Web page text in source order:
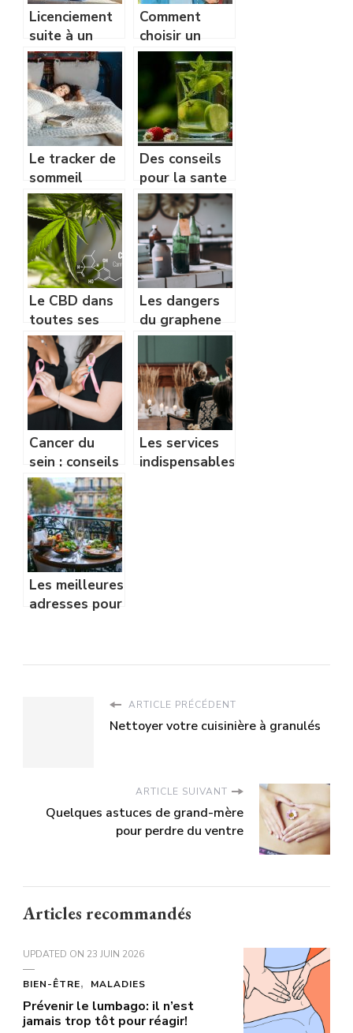
Licenciement
suite à un
arrêt-maladie
: tout ce qu’on
doit savoir
Comment
choisir un
meilleur
masque
antipollution
?
Le tracker de
sommeil
analyse la
qualite du
repos
Des conseils
pour la sante
et le bien-etre
Le CBD dans
toutes ses
facettes
Les dangers
du graphene
pris au serieux
: un enjeu
sanitaire et
environnemental
Cancer du
sein : conseils
pour gerer sa
vie
quotidienne
Les services
indispensables
Les meilleures
adresses pour
parisienne
ARTICLE PRÉCÉDENT
Nettoyer votre cuisinière à granulés
ARTICLE SUIVANT
Quelques astuces de grand-mère
pour perdre du ventre
Articles recommandés
UPDATED ON 23 JUIN 2026
BIEN-ÊTRE MALADIES
Prévenir le lumbago: il n’est
jamais trop tôt pour réagir!